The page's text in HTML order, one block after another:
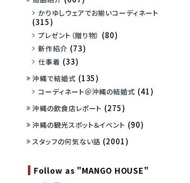
かりゆしウェアでお揃いコーディネート
(315)
プレゼント（贈り物） (80)
新作紹介 (73)
仕事着 (33)
沖縄で結婚式 (135)
コーディネート＠沖縄の結婚式 (41)
沖縄の飲食店レポート (275)
沖縄の観光スポット＆イベント (90)
スタッフの何気ない話 (2001)
Follow as "MANGO HOUSE"